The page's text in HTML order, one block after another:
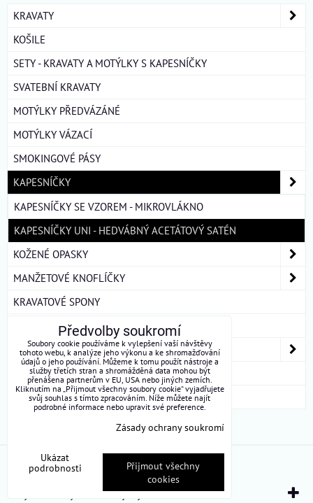
KRAVATY
KOŠILE
SETY - KRAVATY A MOTÝLKY S KAPESNÍČKY
SVATEBNÍ KRAVATY
MOTÝLKY PŘEDVÁZÁNÉ
MOTÝLKY VÁZACÍ
SMOKINGOVÉ PÁSY
KAPESNÍČKY
KAPESNÍČKY SE VZOREM - MIKROVLÁKNO
KAPESNÍČKY UNI - HEDVÁBNÝ ACETÁTOVÝ SATÉN
KOŽENÉ OPASKY
MANŽETOVÉ KNOFLÍČKY
KRAVATOVÉ SPONY
DÁMSKÉ ŠÁTKY A ŠÁLY
DÁRKOVÁ BALENÍ
ROUŠKY BAVLNA
Předvolby soukromí Zásady ochrany soukromí
Vytvořeno systémem:ByznysWeb.cz
Předvolby soukromí
Soubory cookie používáme k vylepšení vaší návštěvy
tohoto webu, k analýze jeho výkonu a ke shromažďování
údajů o jeho používání. Můžeme k tomu použít nástroje a
služby třetích stran a shromážděná data mohou být
přenášena partnerům v EU, USA nebo jiných zemích.
Kliknutím na „Přijmout všechny soubory cookie“ vyjadřujete
svůj souhlas s tímto zpracováním. Níže můžete najít
podrobné informace nebo upravit své preference.
Zásady ochrany soukromí
Ukázat
podrobnosti
Přijmout všechny
cookies